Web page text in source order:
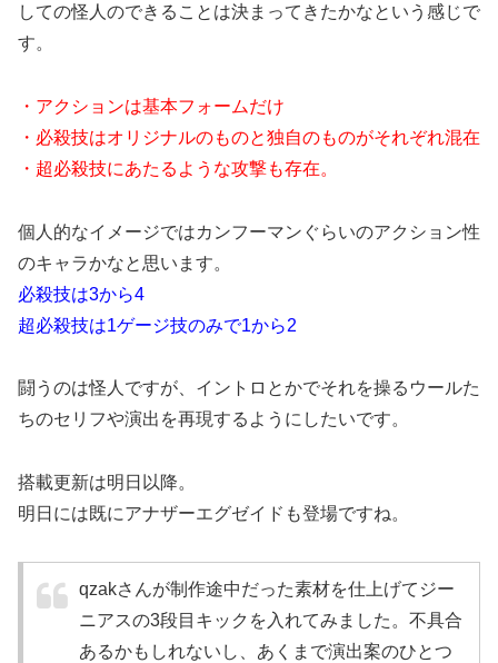
しての怪人のできることは決まってきたかなという感じで
す。
・アクションは基本フォームだけ
・必殺技はオリジナルのものと独自のものがそれぞれ混在
・超必殺技にあたるような攻撃も存在。
個人的なイメージではカンフーマンぐらいのアクション性
のキャラかなと思います。
必殺技は3から4
超必殺技は1ゲージ技のみで1から2
闘うのは怪人ですが、イントロとかでそれを操るウールた
ちのセリフや演出を再現するようにしたいです。
搭載更新は明日以降。
明日には既にアナザーエグゼイドも登場ですね。
qzakさんが制作途中だった素材を仕上げてジー
ニアスの3段目キックを入れてみました。不具合
あるかもしれないし、あくまで演出案のひとつ